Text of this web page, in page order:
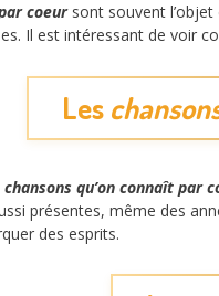
coeursont souvent l’objet
Il est intéressant de voir
Les
chansons qu’on connaît par
présentes, même des
des esprits.